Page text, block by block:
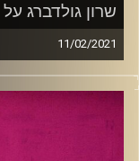
קרדיט תמונות:
שרון גולדברג על
11/02/2021
הפעם יקיר מארח
רביעיתלפכ"מ